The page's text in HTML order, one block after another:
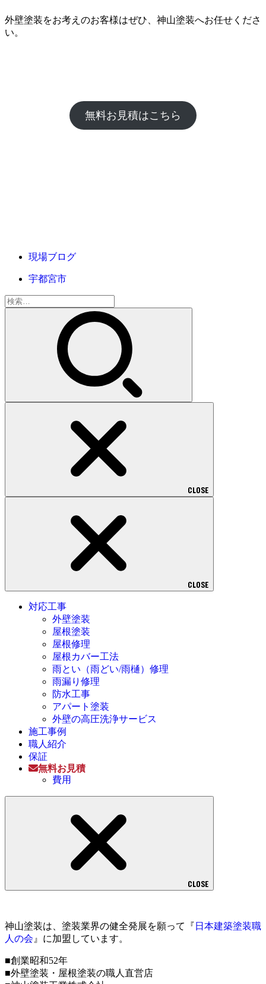
外壁塗装をお考えのお客様はぜひ、神山塗装へお任せくださ
い。
無料お見積はこちら
現場ブログ
宇都宮市
検
索:
CLOSE
CLOSE
対応工事
外壁塗装
屋根塗装
屋根修理
屋根カバー工法
雨とい（雨どい/雨樋）修理
雨漏り修理
防水工事
アパート塗装
外壁の高圧洗浄サービス
施工事例
職人紹介
保証
無料お見積
費用
CLOSE
神山塗装は、塗装業界の健全発展を願って『 日本建築塗装職
人の会 』に加盟しています。
■創業昭和52年
■外壁塗装・屋根塗装の職人直営店